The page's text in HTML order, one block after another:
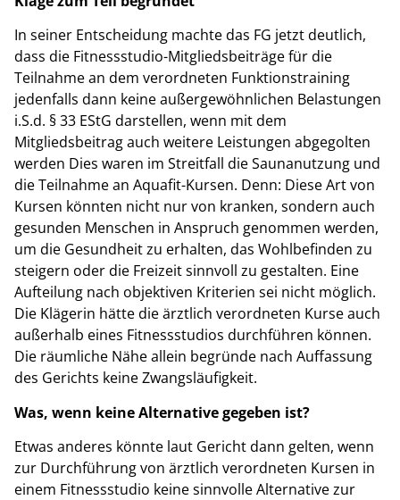
In seiner Entscheidung machte das FG jetzt deutlich,
dass die Fitnessstudio-Mitgliedsbeiträge für die
Teilnahme an dem verordneten Funktionstraining
jedenfalls dann keine außergewöhnlichen Belastungen
i.S.d. § 33 EStG darstellen, wenn mit dem
Mitgliedsbeitrag auch weitere Leistungen abgegolten
werden Dies waren im Streitfall die Saunanutzung und
die Teilnahme an Aquafit-Kursen. Denn: Diese Art von
Kursen könnten nicht nur von kranken, sondern auch
gesunden Menschen in Anspruch genommen werden,
um die Gesundheit zu erhalten, das Wohlbefinden zu
steigern oder die Freizeit sinnvoll zu gestalten. Eine
Aufteilung nach objektiven Kriterien sei nicht möglich.
Die Klägerin hätte die ärztlich verordneten Kurse auch
außerhalb eines Fitnessstudios durchführen können.
Die räumliche Nähe allein begründe nach Auffassung
des Gerichts keine Zwangsläufigkeit.
Was, wenn keine Alternative gegeben ist?
Etwas anderes könnte laut Gericht dann gelten, wenn
zur Durchführung von ärztlich verordneten Kursen in
einem Fitnessstudio keine sinnvolle Alternative zur